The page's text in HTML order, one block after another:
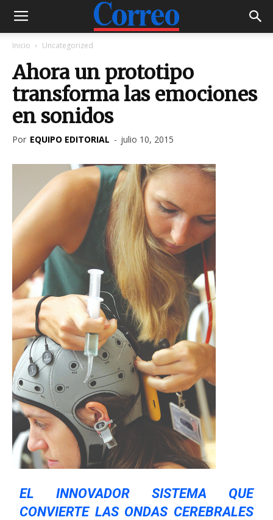
Inicio Uncategorized
Ahora un prototipo
transforma las emociones
en sonidos
Por EQUIPO EDITORIAL - julio 10, 2015
EL INNOVADOR SISTEMA QUE
CONVIERTE LAS ONDAS CEREBRALES